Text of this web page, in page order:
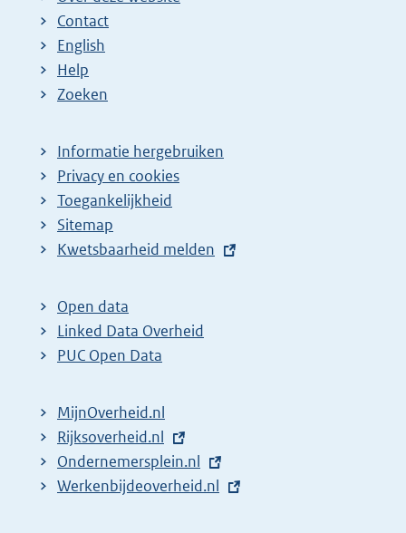
Contact
English
Help
Zoeken
Informatie hergebruiken
Privacy en cookies
Toegankelijkheid
Sitemap
E
t
e
r
l
i
n
k
Kwetsbaarheid melden
Open data
Linked Data Overheid
PUC Open Data
MijnOverheid.nl
E
x
t
Rijksoverheid.nl
E
x
Ondernemersplein.nl
E
Werkenbijdeoverheid.nl